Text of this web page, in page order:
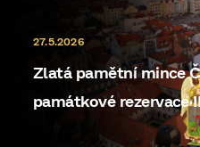
Zlatá pamětní mince
památkové rezervace
27.5.2026